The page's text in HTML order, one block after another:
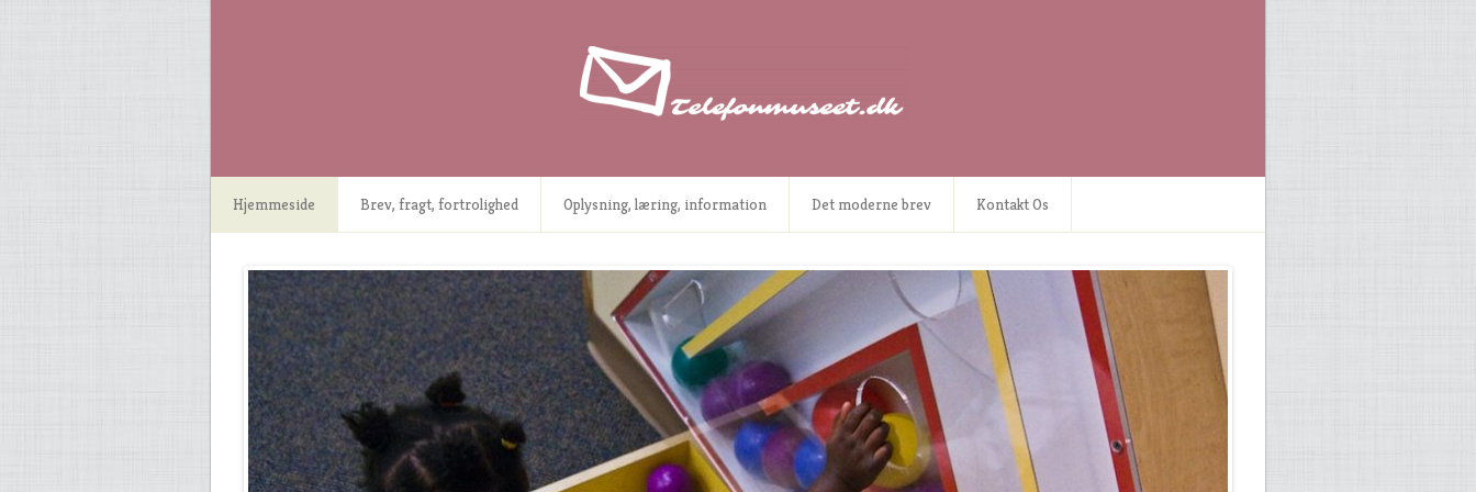
Hjemmeside Brev, fragt, fortrolighed Oplysning, læring, information Det moderne brev Kontakt Os